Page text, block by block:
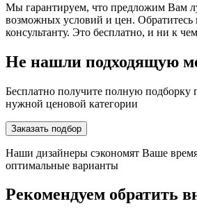
Мы гарантируем, что предложим Вам
возможных условий и цен. Обратитесь
консультанту. Это бесплатно, и ни к
Не нашли подходящую
Бесплатно получите полную подборку
нужной ценовой категории
Заказать подбор
Наши дизайнеры сэкономят Ваше
оптимальные варианты
Рекомендуем обратить